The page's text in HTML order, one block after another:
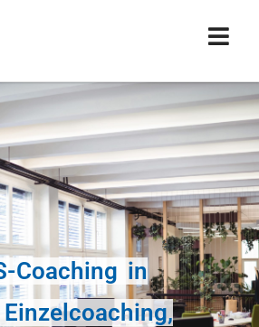
Coaching in